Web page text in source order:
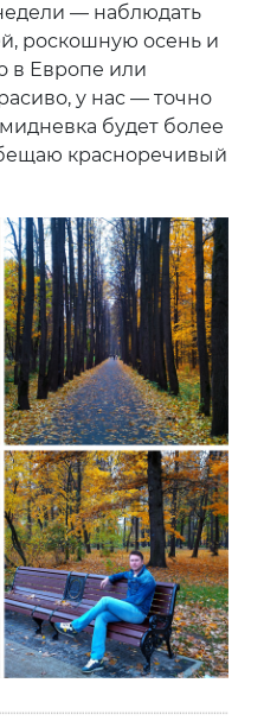
— наблюдать
роскошную осень и
в Европе или
у нас — точно
будет более
красноречивый